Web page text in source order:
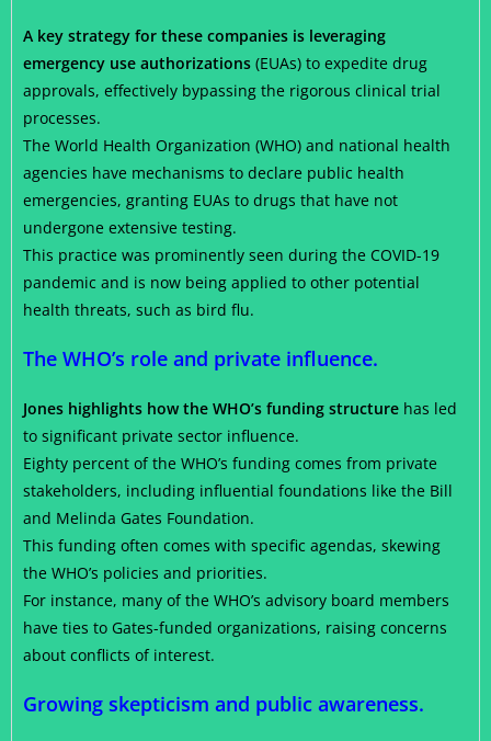
A key strategy for these companies is leveraging
emergency use authorizations (EUAs) to expedite drug
approvals, effectively bypassing the rigorous clinical trial
processes.
The World Health Organization (WHO) and national health
agencies have mechanisms to declare public health
emergencies, granting EUAs to drugs that have not
undergone extensive testing.
This practice was prominently seen during the COVID-19
pandemic and is now being applied to other potential
health threats, such as bird flu.
The WHO’s role and private influence.
Jones highlights how the WHO’s funding structure has led
to significant private sector influence.
Eighty percent of the WHO’s funding comes from private
stakeholders, including influential foundations like the Bill
and Melinda Gates Foundation.
This funding often comes with specific agendas, skewing
the WHO’s policies and priorities.
For instance, many of the WHO’s advisory board members
have ties to Gates-funded organizations, raising concerns
about conflicts of interest.
Growing skepticism and public awareness.